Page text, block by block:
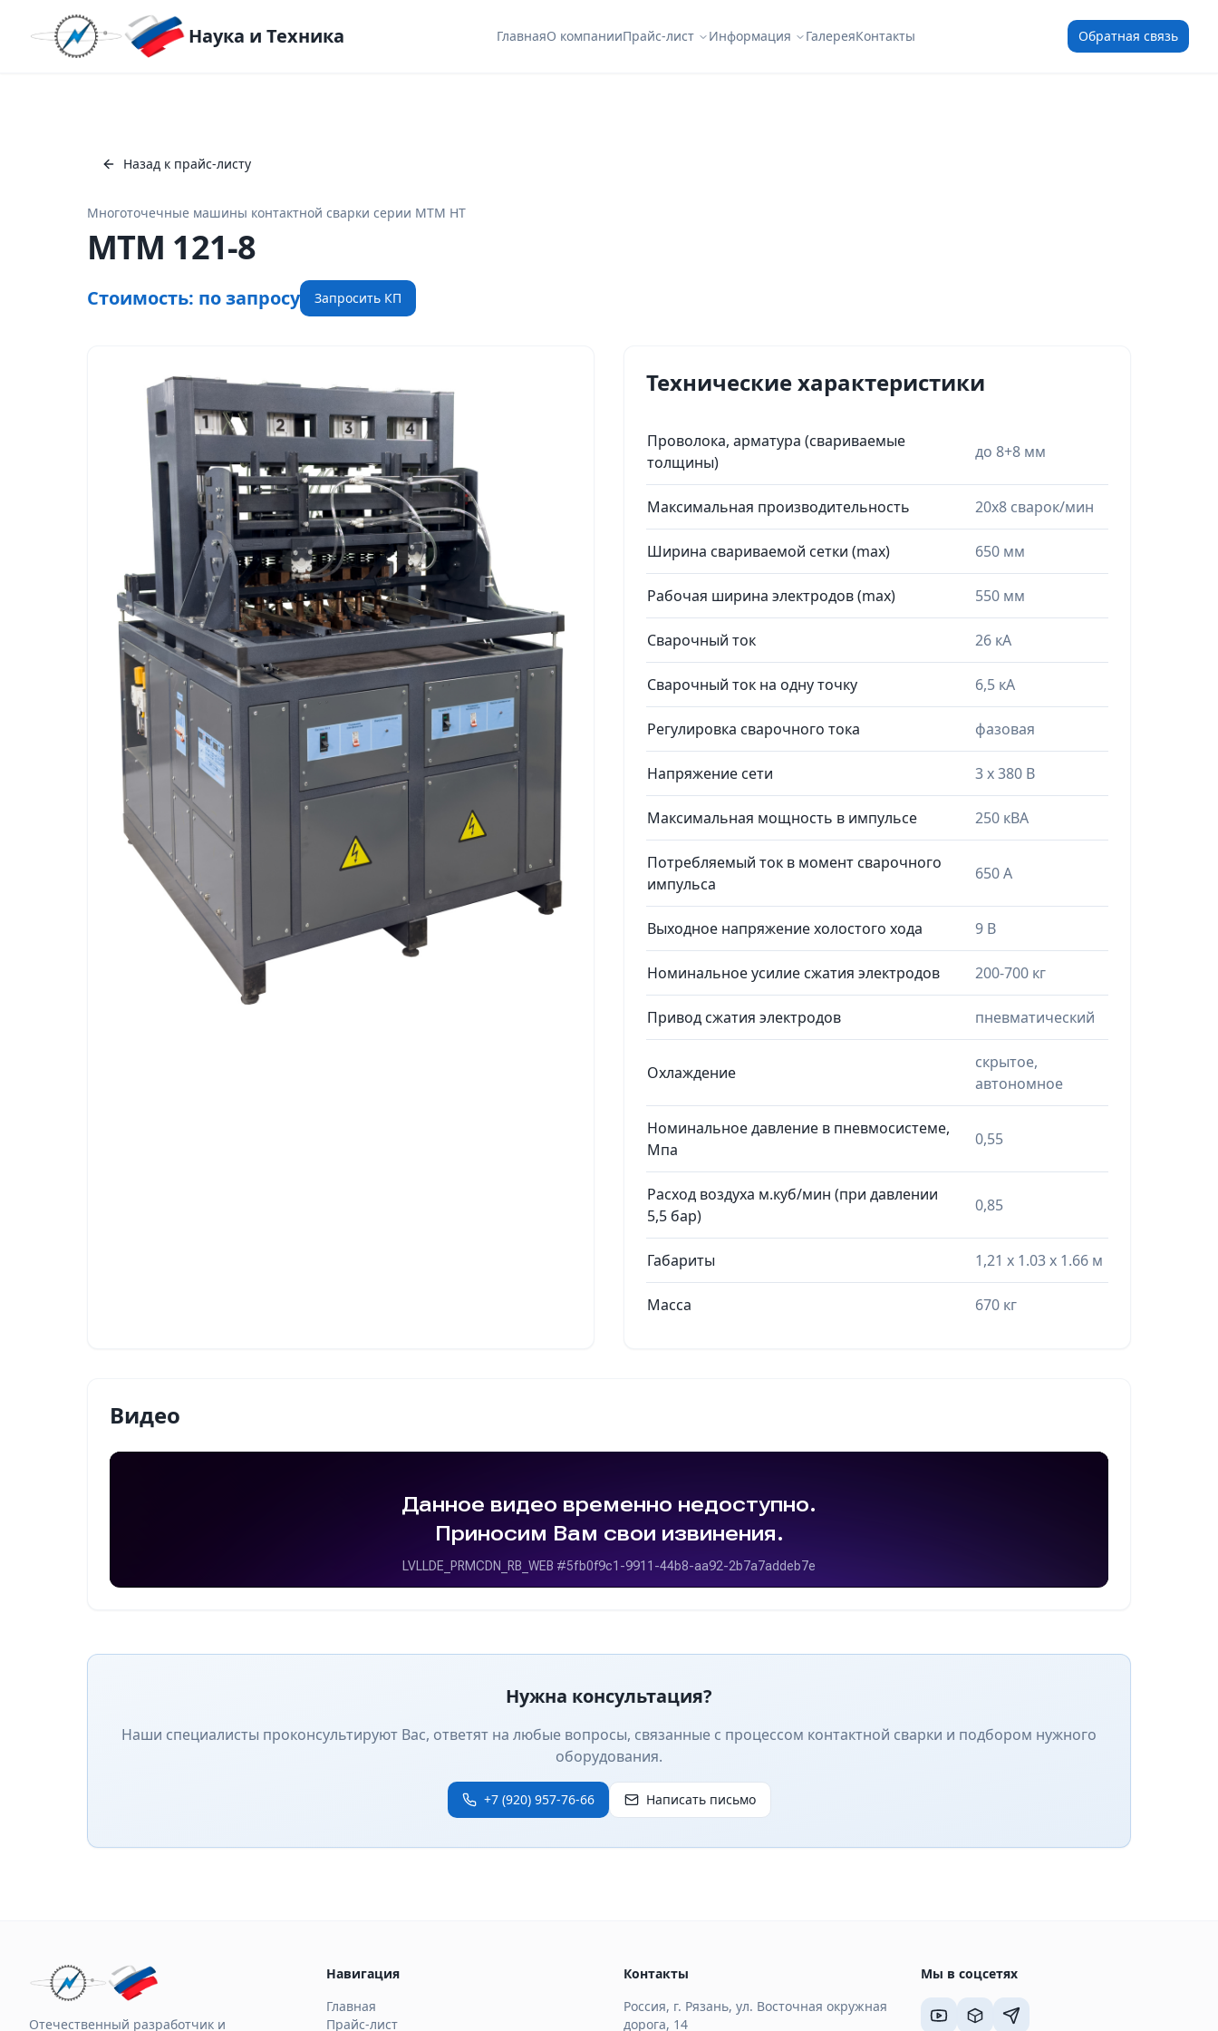
Наука и Техника ГлавнаяО компанииПрайс-лист Информация ГалереяКонтакты Обратная связь
Назад к прайс-листу
Многоточечные машины контактной сварки серии МТМ НТ
МТМ 121-8
Стоимость: по запросу Запросить КП
Технические характеристики
Проволока, арматура (свариваемые
толщины)
до 8+8 мм
Максимальная производительность 20х8 сварок/мин
Ширина свариваемой сетки (max) 650 мм
Рабочая ширина электродов (max) 550 мм
Сварочный ток 26 кА
Сварочный ток на одну точку 6,5 кА
Регулировка сварочного тока фазовая
Напряжение сети 3 х 380 В
Максимальная мощность в импульсе 250 кВА
Потребляемый ток в момент сварочного
импульса
650 А
Выходное напряжение холостого хода 9 В
Номинальное усилие сжатия электродов 200-700 кг
Привод сжатия электродов пневматический
Охлаждение
скрытое,
автономное
Номинальное давление в пневмосистеме,
Мпа
0,55
Расход воздуха м.куб/мин (при давлении
5,5 бар)
0,85
Габариты 1,21 х 1.03 х 1.66 м
Масса 670 кг
Видео
Нужна консультация?
Наши специалисты проконсультируют Вас, ответят на любые вопросы, связанные с процессом контактной сварки и подбором нужного
оборудования.
+7 (920) 957-76-66 Написать письмо
Отечественный разработчик и
Навигация
Главная
Прайс-лист
Контакты
Россия, г. Рязань, ул. Восточная окружная
дорога, 14
Мы в соцсетях